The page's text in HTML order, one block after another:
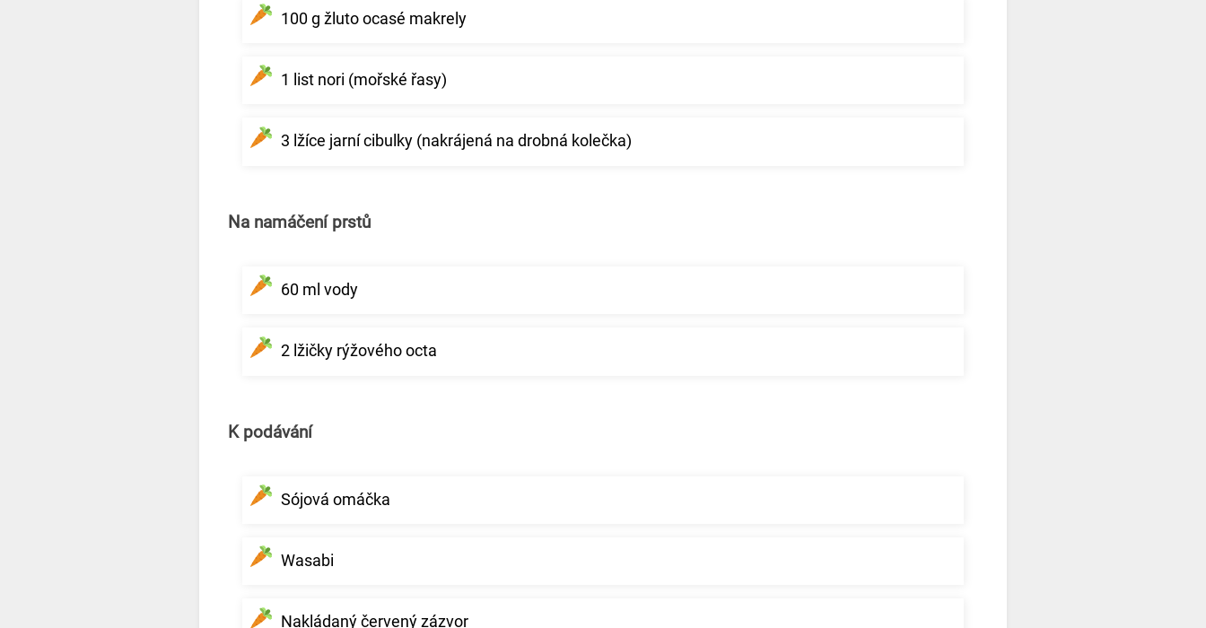
100 g žluto ocasé makrely
1 list nori (mořské řasy)
3 lžíce jarní cibulky (nakrájená na drobná kolečka)
Na namáčení prstů
60 ml vody
2 lžičky rýžového octa
K podávání
Sójová omáčka
Wasabi
Nakládaný červený zázvor